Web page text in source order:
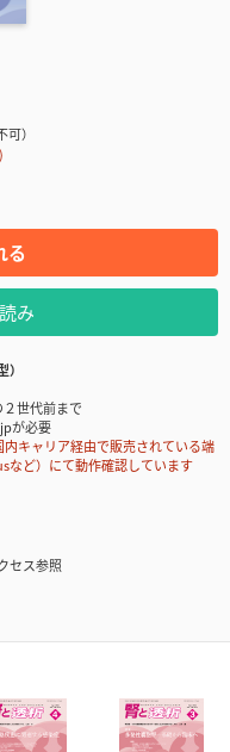
）
る
み
世代前まで
が必要
キャリア経由で販売されている端
など）にて動作確認しています
セス参照